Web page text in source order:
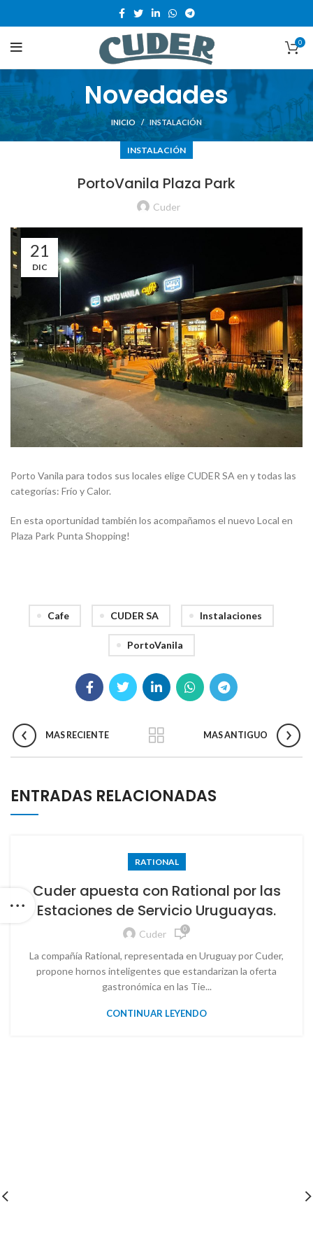
0
Novedades
INICIO INSTALACIÓN
INSTALACIÓN
PortoVanila Plaza Park
Cuder
21
DIC
Porto Vanila para todos sus locales elige CUDER SA en y todas las
categorías: Frío y Calor.
En esta oportunidad también los acompañamos el nuevo Local en
Plaza Park Punta Shopping!
Cafe CUDER SA Instalaciones
PortoVanila
MAS RECIENTE MAS ANTIGUO
ENTRADAS RELACIONADAS
RATIONAL
Cuder apuesta con Rational por las
Estaciones de Servicio Uruguayas.
Cuder 0
La compañía Rational, representada en Uruguay por Cuder,
propone hornos inteligentes que estandarizan la oferta
gastronómica en las Tie...
CONTINUAR LEYENDO